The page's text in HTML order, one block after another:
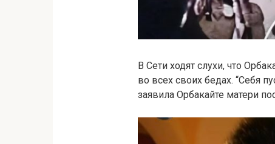
В Сети ходят слухи, что
во всех своих бедах. “Себя
заявила Орбакайте матери